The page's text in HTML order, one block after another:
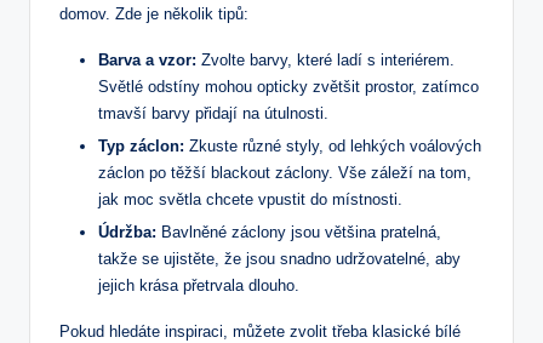
domov. ⁤Zde je několik tipů:
Barva a vzor: Zvolte barvy, které⁢ ladí s interiérem.
Světlé odstíny mohou opticky zvětšit prostor, zatímco
tmavší ‌barvy přidají ⁢na útulnosti.
Typ záclon: Zkuste různé styly, ⁤od lehkých voálových
‌záclon po těžší blackout záclony. Vše záleží na tom,
jak moc světla chcete ‌vpustit do místnosti.
Údržba: ⁤Bavlněné záclony jsou většina pratelná,
takže se ujistěte, že jsou snadno udržovatelné, aby
jejich krása přetrvala dlouho.
Pokud hledáte ⁤inspiraci, můžete zvolit třeba klasické bílé